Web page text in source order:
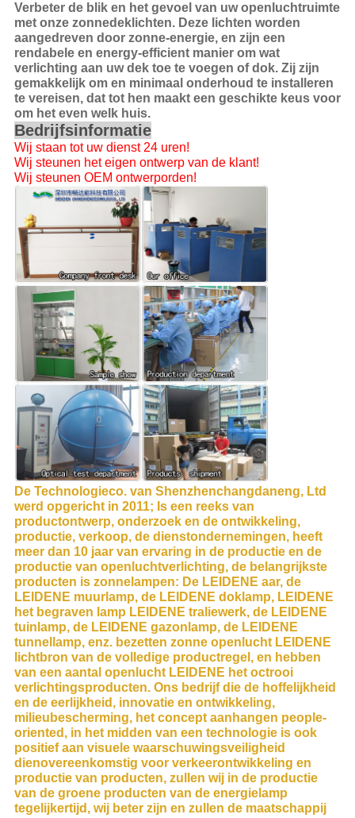
Verbeter de blik en het gevoel van uw openluchtruimte
met onze zonnedeklichten. Deze lichten worden
aangedreven door zonne-energie, en zijn een
rendabele en energy-efficient manier om wat
verlichting aan uw dek toe te voegen of dok. Zij zijn
gemakkelijk om en minimaal onderhoud te installeren
te vereisen, dat tot hen maakt een geschikte keus voor
om het even welk huis.
Bedrijfsinformatie
Wij staan tot uw dienst 24 uren!
Wij steunen het eigen ontwerp van de klant!
Wij steunen OEM ontwerporden!
De Technologieco. van Shenzhenchangdaneng, Ltd
werd opgericht in 2011; Is een reeks van
productontwerp, onderzoek en de ontwikkeling,
productie, verkoop, de dienstondernemingen, heeft
meer dan 10 jaar van ervaring in de productie en de
productie van openluchtverlichting, de belangrijkste
producten is zonnelampen: De LEIDENE aar, de
LEIDENE muurlamp, de LEIDENE doklamp, LEIDENE
het begraven lamp LEIDENE traliewerk, de LEIDENE
tuinlamp, de LEIDENE gazonlamp, de LEIDENE
tunnellamp, enz. bezetten zonne openlucht LEIDENE
lichtbron van de volledige productregel, en hebben
van een aantal openlucht LEIDENE het octrooi
verlichtingsproducten. Ons bedrijf die de hoffelijkheid
en de eerlijkheid, innovatie en ontwikkeling,
milieubescherming, het concept aanhangen people-
oriented, in het midden van een technologie is ook
positief aan visuele waarschuwingsveiligheid
dienovereenkomstig voor verkeerontwikkeling en
productie van producten, zullen wij in de productie
van de groene producten van de energielamp
tegelijkertijd, wij beter zijn en zullen de maatschappij